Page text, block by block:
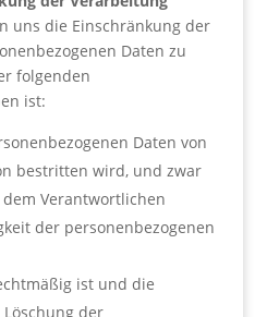
uns die Einschränkung der
Daten zu
folgenden
ist:
Daten von
bestritten wird, und zwar
Verantwortlichen
der personenbezogenen
ist und die
der